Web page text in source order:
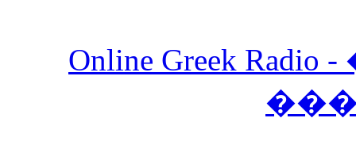
Online Greek